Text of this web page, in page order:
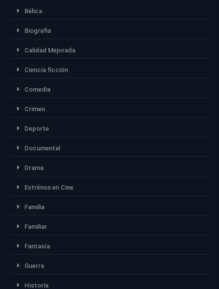
Bélica
Biografia
Calidad Mejorada
Ciencia ficción
Comedia
Crimen
Deporte
Documental
Drama
Estrénos en Cine
Familia
Familiar
Fantasía
Guerra
Historia